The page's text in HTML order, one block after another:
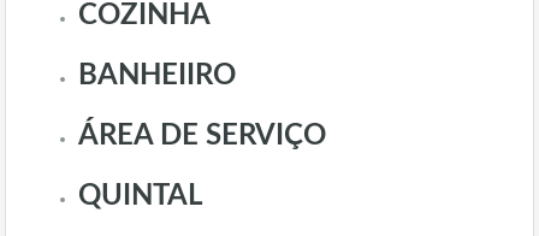
COZINHA
BANHEIIRO
ÁREA DE SERVIÇO
QUINTAL